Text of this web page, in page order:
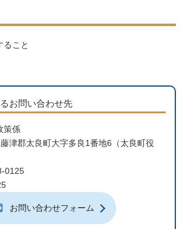
ること
お問い合わせ先
策係
津郡太良町大字多良1番地6（太良町役
0125
お問い合わせフォーム